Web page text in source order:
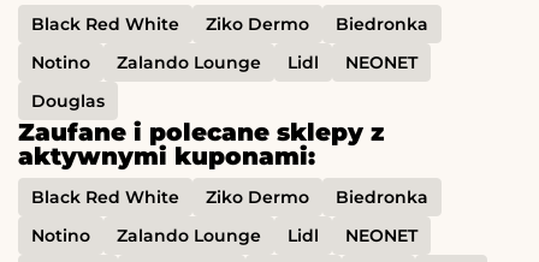
Black Red White Ziko Dermo
Biedronka
Notino
Zalando Lounge Lidl
NEONET
Douglas
Zaufane i polecane sklepy z
aktywnymi kuponami:
Black Red White Ziko Dermo
Biedronka
Notino
Zalando Lounge Lidl
NEONET